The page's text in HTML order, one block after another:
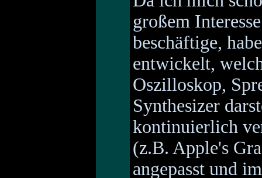
großem
beschäftige,
entwickelt,
Oszilloskop,
Synthesizer
kontinuierlich
(z.B. Apple's
angepasst und